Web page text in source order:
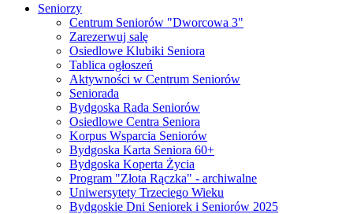
Seniorzy
Centrum Seniorów "Dworcowa 3"
Zarezerwuj salę
Osiedlowe Klubiki Seniora
Tablica ogłoszeń
Aktywności w Centrum Seniorów
Seniorada
Bydgoska Rada Seniorów
Osiedlowe Centra Seniora
Korpus Wsparcia Seniorów
Bydgoska Karta Seniora 60+
Bydgoska Koperta Życia
Program "Złota Rączka" - archiwalne
Uniwersytety Trzeciego Wieku
Bydgoskie Dni Seniorek i Seniorów 2025